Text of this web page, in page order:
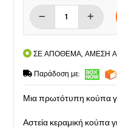
ΣΕ ΑΠΟΘΕΜΑ, ΑΜΕΣΗ
Παράδοση με:
Μια πρωτότυπη κούπα
Αστεία κεραμική κούπα